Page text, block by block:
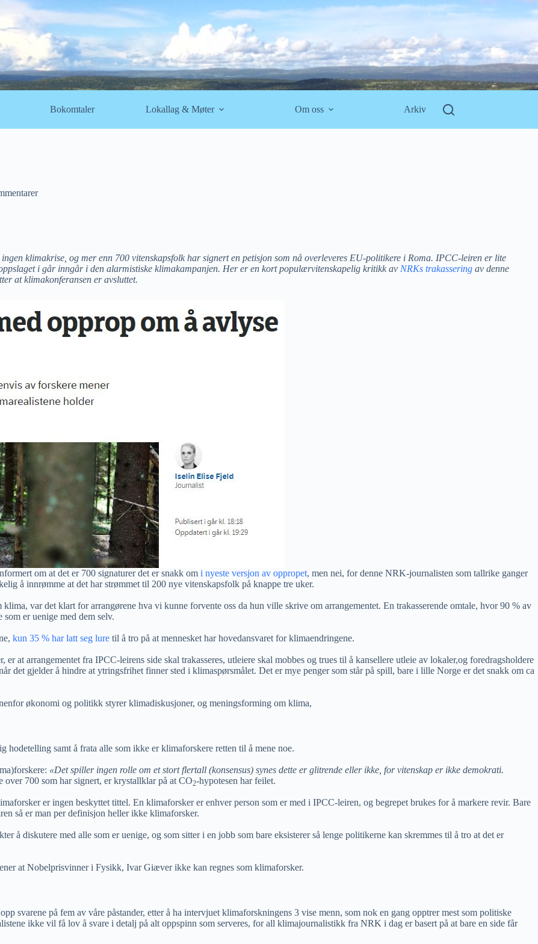
Bokomtaler Lokallag & Møter Om oss Arkiv
klimakrise, og mer enn 700 vitenskapsfolk har signert en petisjon som nå overleveres EU-politikere i Roma. IPCC-leiren er lite
i går inngår i den alarmistiske klimakampanjen. Her er en kort populærvitenskapelig kritikk av NRKs trakassering av denne
at klimakonferansen er avsluttet.
om at det er 700 signaturer det er snakk om i nyeste versjon av oppropet, men nei, for denne NRK-journalisten som tallrike ganger
å innrømme at det har strømmet til 200 nye vitenskapsfolk på knappe tre uker.
var det klart for arrangørene hva vi kunne forvente oss da hun ville skrive om arrangementet. En trakasserende omtale, hvor 90 % av
er uenige med dem selv.
kun 35 % har latt seg lure til å tro på at mennesket har hovedansvaret for klimaendringene.
at arrangementet fra IPCC-leirens side skal trakasseres, utleiere skal mobbes og trues til å kansellere utleie av lokaler,og foredragsholdere
det gjelder å hindre at ytringsfrihet finner sted i klimaspørsmålet. Det er mye penger som står på spill, bare i lille Norge er det snakk om ca
økonomi og politikk styrer klimadiskusjoner, og meningsforming om klima,
samt å frata alle som ikke er klimaforskere retten til å mene noe.
«Det spiller ingen rolle om et stort flertall (konsensus) synes dette er glitrende eller ikke, for vitenskap er ikke demokrati.
700 som har signert, er krystallklar på at CO2-hypotesen har feilet.
er ingen beskyttet tittel. En klimaforsker er enhver person som er med i IPCC-leiren, og begrepet brukes for å markere revir. Bare
så er man per definisjon heller ikke klimaforsker.
å diskutere med alle som er uenige, og som sitter i en jobb som bare eksisterer så lenge politikerne kan skremmes til å tro at det er
at Nobelprisvinner i Fysikk, Ivar Giæver ikke kan regnes som klimaforsker.
svarene på fem av våre påstander, etter å ha intervjuet klimaforskningens 3 vise menn, som nok en gang opptrer mest som politiske
ikke vil få lov å svare i detalj på alt oppspinn som serveres, for all klimajournalistikk fra NRK i dag er basert på at bare en side får